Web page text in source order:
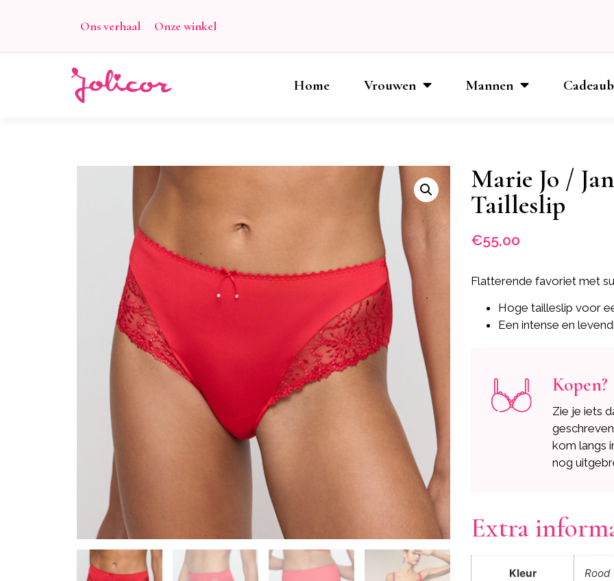
Ons verhaal Onze winkel
Home Vrouwen Mannen
Marie Jo /
Tailleslip
€55,00
Flatterende favoriet met
Hoge tailleslip voor
Een intense en
Kopen?
Zie je iets
kom langs
nog
Extra
Kleur Rood